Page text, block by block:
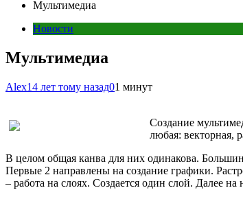
Мультимедиа
Новости
Мультимедиа
Alex14 лет тому назад01 минут
Создание
любая: векторная,
В целом общая канва для них одинакова.
Первые 2 направлены на создание графики.
– работа на слоях. Создается один слой. Далее